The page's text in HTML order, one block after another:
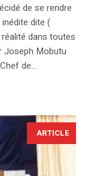
de se rendre
dite (
dans toutes
Joseph Mobutu
de...
ARTICLE